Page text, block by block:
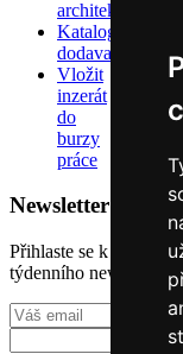
architektů
Katalog
dodavatelů
Vložit
inzerát
do
burzy
práce
Newsletter
Přihlaste se k odběru
týdenního newsletteru: